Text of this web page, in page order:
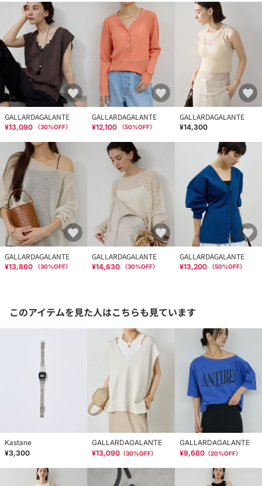
GALLARDAGALANTE
¥13,090 （30%OFF）
GALLARDAGALANTE
¥12,100 （50%OFF）
GALLARDAGALANTE
¥14,300
GALLARDAGALANTE
¥13,860 （30%OFF）
GALLARDAGALANTE
¥14,630 （30%OFF）
GALLARDAGALANTE
¥13,200 （50%OFF）